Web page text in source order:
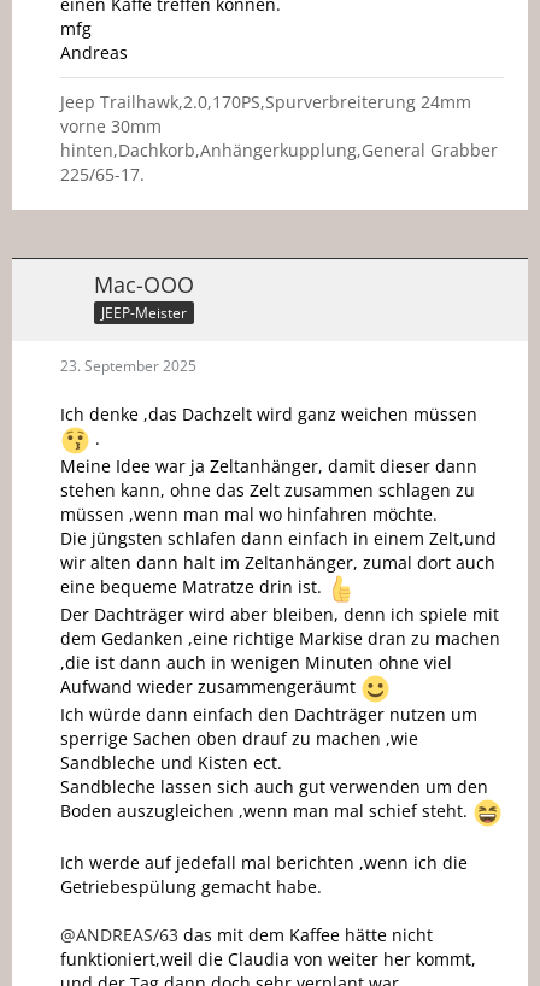
mfg
Andreas
Jeep Trailhawk,2.0,170PS,Spurverbreiterung 24mm
vorne 30mm
hinten,Dachkorb,Anhängerkupplung,General Grabber
225/65-17.
Mac-OOO
JEEP-Meister
23. September 2025
Ich denke ,das Dachzelt wird ganz weichen müssen
.
Meine Idee war ja Zeltanhänger, damit dieser dann
stehen kann, ohne das Zelt zusammen schlagen zu
müssen ,wenn man mal wo hinfahren möchte.
Die jüngsten schlafen dann einfach in einem Zelt,und
wir alten dann halt im Zeltanhänger, zumal dort auch
eine bequeme Matratze drin ist.
Der Dachträger wird aber bleiben, denn ich spiele mit
dem Gedanken ,eine richtige Markise dran zu machen
,die ist dann auch in wenigen Minuten ohne viel
Aufwand wieder zusammengeräumt
Ich würde dann einfach den Dachträger nutzen um
sperrige Sachen oben drauf zu machen ,wie
Sandbleche und Kisten ect.
Sandbleche lassen sich auch gut verwenden um den
Boden auszugleichen ,wenn man mal schief steht.
Ich werde auf jedefall mal berichten ,wenn ich die
Getriebespülung gemacht habe.
@ANDREAS/63 das mit dem Kaffee hätte nicht
funktioniert,weil die Claudia von weiter her kommt,